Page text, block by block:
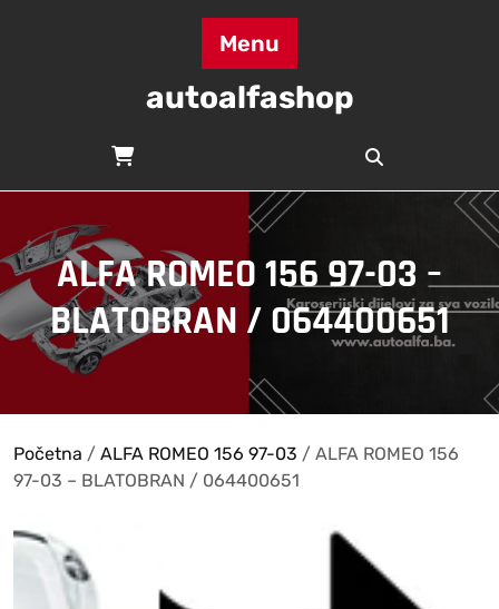
Menu
autoalfashop
ALFA ROMEO 156 97-03 –
BLATOBRAN / 064400651
Početna / ALFA ROMEO 156 97-03 / ALFA ROMEO 156
97-03 – BLATOBRAN / 064400651